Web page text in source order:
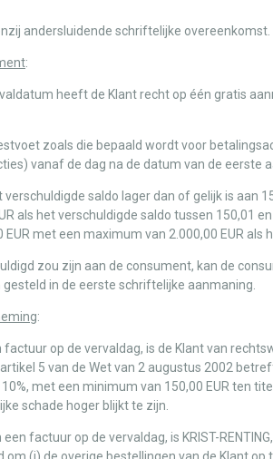
andersluidende schriftelijke
:
heeft de Klant recht op één gratis
zoals die bepaald wordt voor
vanaf de dag na de datum van de eerste
verschuldigde saldo lager dan of gelijk is aan
als het verschuldigde saldo tussen 150,01
met een maximum van 2.000,00 EUR als
zou zijn aan de consument, kan de
in de eerste schriftelijke aanmaning.
:
op de vervaldag, is de Klant van
5 van de Wet van 2 augustus 2002
met een minimum van 150,00 EUR ten
schade hoger blijkt te zijn.
factuur op de vervaldag, is KRIST-